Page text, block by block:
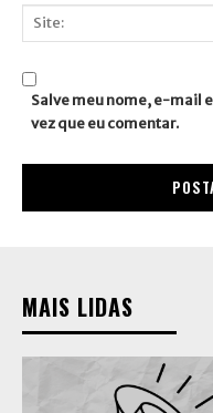
mail:*
Salve meu nome, e-mail
vez que eu comentar.
MAIS LIDAS